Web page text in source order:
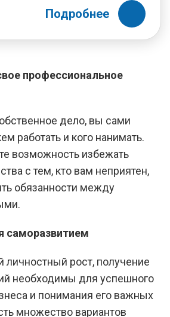
Подробнее
профессиональное
дело, вы сами
работать и кого нанимать.
возможность избежать
с тем, кто вам неприятен,
обязанности между
саморазвитием
личностный рост, получение
необходимы для успешного
и понимания его важных
множество вариантов